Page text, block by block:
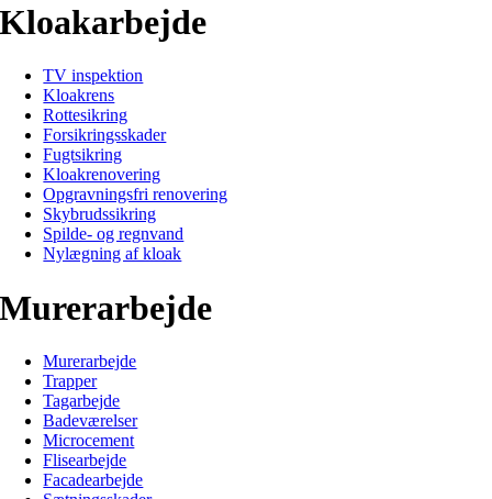
Kloakarbejde
TV inspektion
Kloakrens
Rottesikring
Forsikringsskader
Fugtsikring
Kloakrenovering
Opgravningsfri renovering
Skybrudssikring
Spilde- og regnvand
Nylægning af kloak
Murerarbejde
Murerarbejde
Trapper
Tagarbejde
Badeværelser
Microcement
Flisearbejde
Facadearbejde